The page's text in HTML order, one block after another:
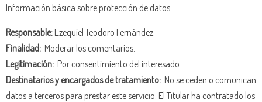
Información básica sobre protección de datos
Responsable:Ezequiel Teodoro Fernández.
Finalidad: Moderar los comentarios.
Legitimación: Por consentimiento del interesado.
Destinatarios y encargados de tratamiento: No se ceden o comunican
datos a terceros para prestar este servicio. El Titular ha contratado los